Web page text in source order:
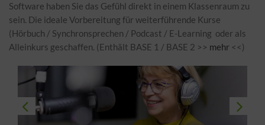
Software haben Sie das Gefühl direkt in einem Klassenraum zu
sein. Die ideale Vorbereitung für weiterführende Kurse
(Hörbuch / Synchronsprechen / Podcast / E-Learning oder als
Alleinkurs geschaffen. (Enthält BASE 1 / BASE 2 >> mehr <<)